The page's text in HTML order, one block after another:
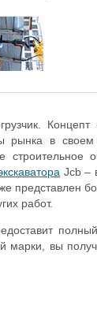
Концепт
в своем
Jcb –
представлен
работ.
вы